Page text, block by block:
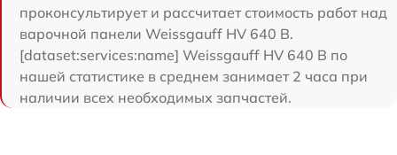
проконсультирует и рассчитает стоимость работ над
варочной панели Weissgauff HV 640 B.
[dataset:services:name] Weissgauff HV 640 B по
нашей статистике в среднем занимает 2 часа при
наличии всех необходимых запчастей.